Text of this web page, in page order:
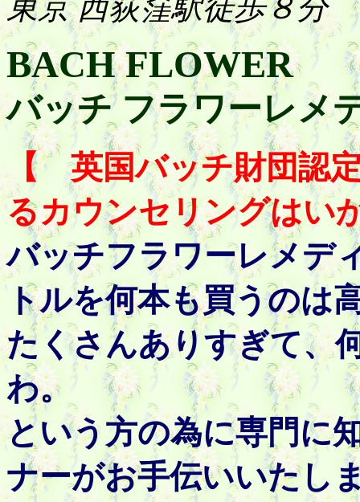
東京 西荻窪駅徒歩８分
BACH FLOWER
バッチ フラワーレメ
【 英国バッチ財団認
るカウンセリングは
バッチフラワーレメデ
トルを何本も買うのは
たくさんありすぎて、
わ。
という方の為に専門に
ナーがお手伝いいたし